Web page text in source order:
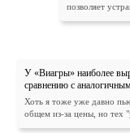
позволяет
У «Виагры» наиболее
сравнению с
Хоть я тоже уже давно
общем из-за цены, но тех